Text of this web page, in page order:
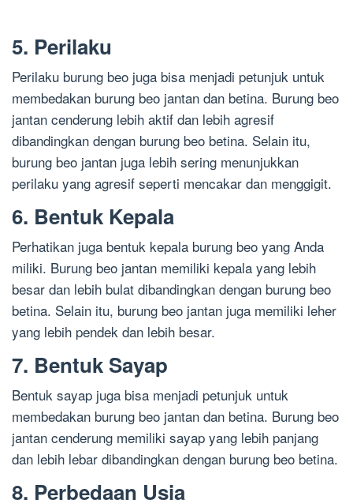
5. Perilaku
Perilaku burung beo juga bisa menjadi petunjuk untuk
membedakan burung beo jantan dan betina. Burung beo
jantan cenderung lebih aktif dan lebih agresif
dibandingkan dengan burung beo betina. Selain itu,
burung beo jantan juga lebih sering menunjukkan
perilaku yang agresif seperti mencakar dan menggigit.
6. Bentuk Kepala
Perhatikan juga bentuk kepala burung beo yang Anda
miliki. Burung beo jantan memiliki kepala yang lebih
besar dan lebih bulat dibandingkan dengan burung beo
betina. Selain itu, burung beo jantan juga memiliki leher
yang lebih pendek dan lebih besar.
7. Bentuk Sayap
Bentuk sayap juga bisa menjadi petunjuk untuk
membedakan burung beo jantan dan betina. Burung beo
jantan cenderung memiliki sayap yang lebih panjang
dan lebih lebar dibandingkan dengan burung beo betina.
8. Perbedaan Usia